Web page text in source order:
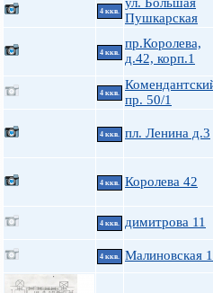
4 ккв.
Пушкарская
4 ккв.
пр.Королева,
д.42, корп.1
4 ккв.
пр. 50/1
4 ккв. пл. Ленина д.3
4 ккв. Королева 42
4 ккв. димитрова 11
4 ккв. Малиновская